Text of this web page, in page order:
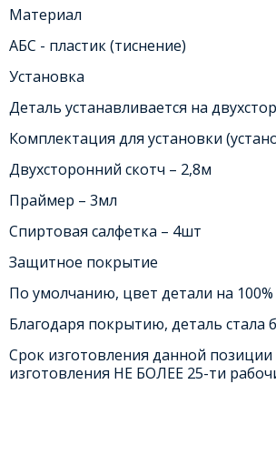
Материал
АБС - пластик (тиснение)
Установка
Деталь устанавливается на
Комплектация для установки
Двухсторонний скотч – 2,8м
Праймер – 3мл
Спиртовая салфетка – 4шт
Защитное покрытие
По умолчанию, цвет детали на
Благодаря покрытию, деталь стала
Срок изготовления данной
изготовления НЕ БОЛЕЕ 25-ти